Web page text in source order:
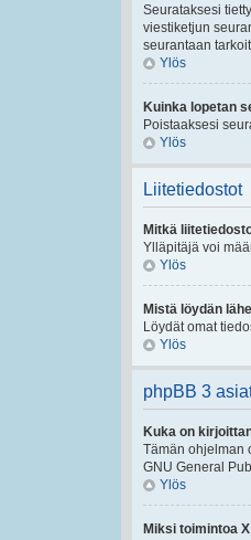
Seurataksesi
viestiketjun
seurantaan
Ylös
Kuinka lopetan
Poistaaksesi
Ylös
Liitetiedostot
Mitkä
Ylläpitäjä voi
Ylös
Mistä löydän
Löydät omat
Ylös
phpBB 3
Kuka on
Tämän ohjelman
GNU General
Ylös
Miksi toimintoa